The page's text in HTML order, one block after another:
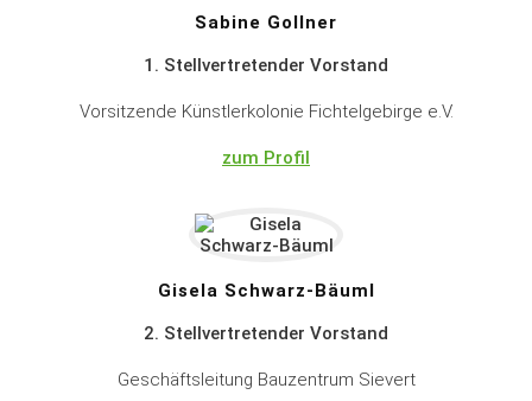
Sabine Gollner
1. Stellvertretender Vorstand
Vorsitzende Künstlerkolonie Fichtelgebirge e.V.
zum Profil
Gisela Schwarz-Bäuml
2. Stellvertretender Vorstand
Geschäftsleitung Bauzentrum Sievert